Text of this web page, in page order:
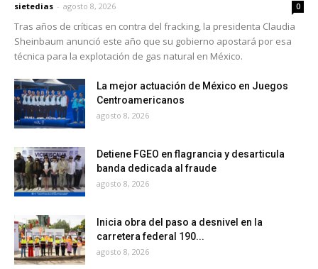
sietedias - agosto 8, 2026 0
Tras años de críticas en contra del fracking, la presidenta Claudia
Sheinbaum anunció este año que su gobierno apostará por esa
técnica para la explotación de gas natural en México.
La mejor actuación de México en Juegos
Centroamericanos
agosto 8, 2026
Detiene FGEO en flagrancia y desarticula
banda dedicada al fraude
agosto 8, 2026
Inicia obra del paso a desnivel en la
carretera federal 190...
agosto 8, 2026